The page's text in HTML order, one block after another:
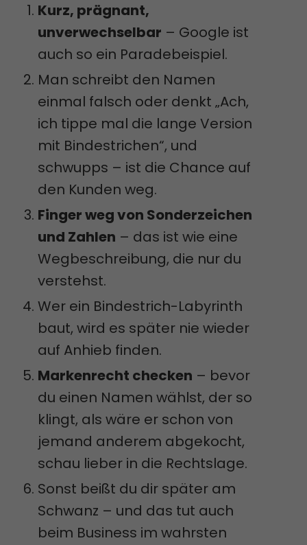
Kurz, prägnant,
unverwechselbar – Google ist
auch so ein Paradebeispiel.
Man schreibt den Namen
einmal falsch oder denkt „Ach,
ich tippe mal die lange Version
mit Bindestrichen“, und
schwupps – ist die Chance auf
den Kunden weg.
Finger weg von Sonderzeichen
und Zahlen – das ist wie eine
Wegbeschreibung, die nur du
verstehst.
Wer ein Bindestrich-Labyrinth
baut, wird es später nie wieder
auf Anhieb finden.
Markenrecht checken – bevor
du einen Namen wählst, der so
klingt, als wäre er schon von
jemand anderem abgekocht,
schau lieber in die Rechtslage.
Sonst beißt du dir später am
Schwanz – und das tut auch
beim Business im wahrsten